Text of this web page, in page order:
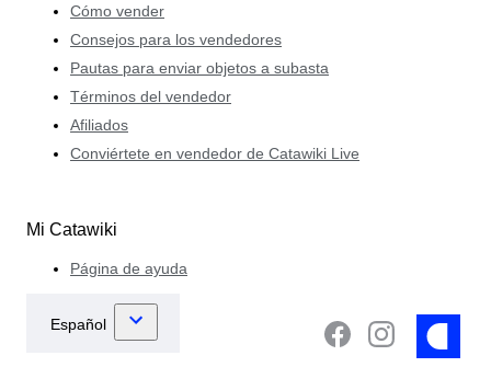
Cómo vender
Consejos para los vendedores
Pautas para enviar objetos a subasta
Términos del vendedor
Afiliados
Conviértete en vendedor de Catawiki Live
Mi Catawiki
Página de ayuda